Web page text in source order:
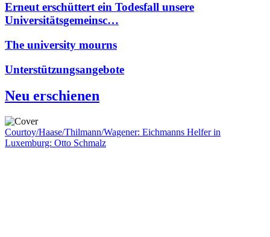
Erneut erschüttert ein Todesfall unsere
Universitätsgemeinsc…
The university mourns
Unterstützungsangebote
Neu erschienen
Courtoy/Haase/Thilmann/Wagener: Eichmanns Helfer in
Luxemburg: Otto Schmalz